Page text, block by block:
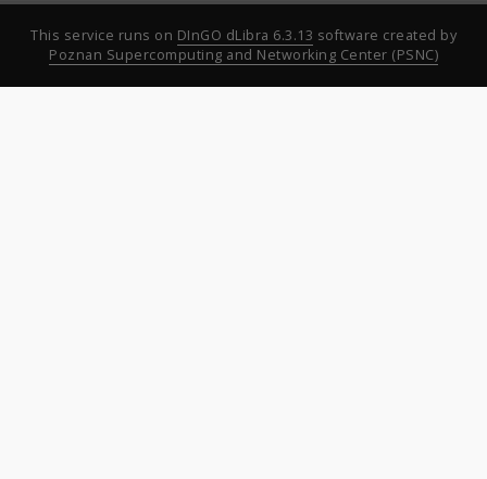
This service runs on DInGO dLibra 6.3.13 software created by
Poznan Supercomputing and Networking Center (PSNC)